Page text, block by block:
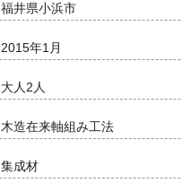
福井県小浜市
2015年1月
大人2人
木造在来軸組み工法
集成材